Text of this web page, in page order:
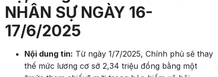
NHÂN SỰ NGÀY 16-
17/6/2025
Nội dung tin: Từ ngày 1/7/2025, Chính phủ sẽ thay
thế mức lương cơ sở 2,34 triệu đồng bằng một